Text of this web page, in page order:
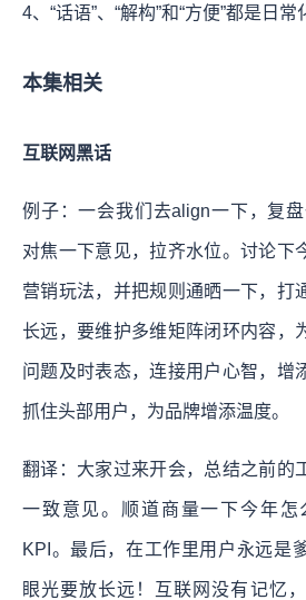
4、“话语”、“解构”和“方便”都是日常
本集相关
互联网黑话
例子：一会我们去align一下，复盘
对焦一下意见，拉齐水位。讨论下
营销玩法，并把规则通晒一下，打
长远，要维护多维矩阵闭环内容，
问题及时表态，连接用户心智，增
抓住头部用户，为品牌增添温度。
翻译：大家过来开会，总结之前的
一致意见。顺道商量一下今年怎
KPI。最后，在工作里用户永远是
眼光要放长远！互联网没有记忆